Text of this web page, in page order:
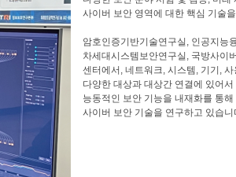
사이버 보안 영역에 대한 핵심 기술
암호인증기반기술연구실, 인공지능
차세대시스템보안연구실, 국방사이
센터에서, 네트워크, 시스템, 기기,
다양한 대상과 대상간 연결에 있어
능동적인 보안 기능을 내재화를 통
사이버 보안 기술을 연구하고 있습니